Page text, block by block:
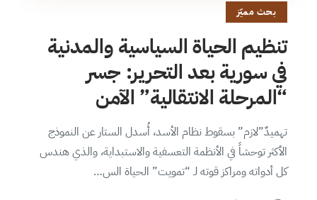
بحث مميّز
تنظيم الحياة السياسية والمدنية
في سورية بعد التحرير: جسر
“المرحلة الانتقالية” الآمن
تهميدٌ”لازم” بسقوط نظام الأسد، أُسدل الستار عن النموذج
الأكثر توحشاً في الأنظمة التعسفية والاستبداية، والذي هندس
كل أدواته ومراكز قوته لـ “تمويت” الحياة الس…